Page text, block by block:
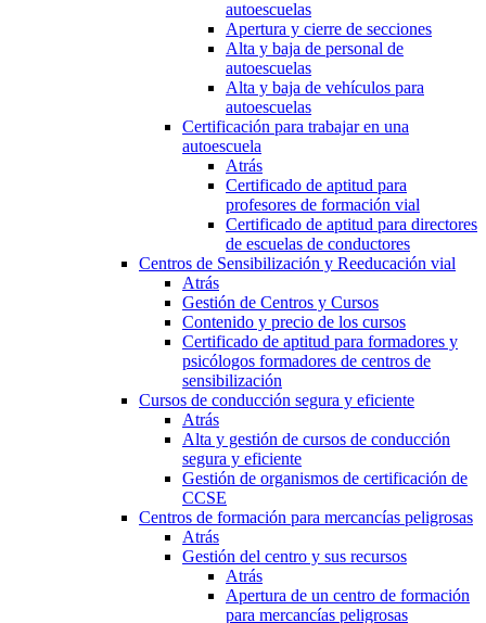
autoescuelas
Apertura y cierre de secciones
Alta y baja de personal de
autoescuelas
Alta y baja de vehículos para
autoescuelas
Certificación para trabajar en una
autoescuela
Atrás
Certificado de aptitud para
profesores de formación vial
Certificado de aptitud para directores
de escuelas de conductores
Centros de Sensibilización y Reeducación vial
Atrás
Gestión de Centros y Cursos
Contenido y precio de los cursos
Certificado de aptitud para formadores y
psicólogos formadores de centros de
sensibilización
Cursos de conducción segura y eficiente
Atrás
Alta y gestión de cursos de conducción
segura y eficiente
Gestión de organismos de certificación de
CCSE
Centros de formación para mercancías peligrosas
Atrás
Gestión del centro y sus recursos
Atrás
Apertura de un centro de formación
para mercancías peligrosas